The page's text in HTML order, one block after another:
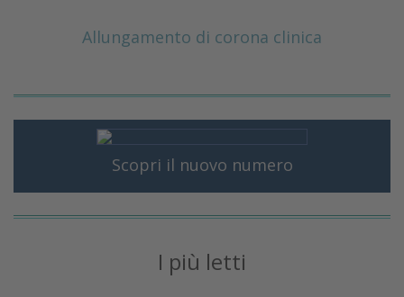
Allungamento di corona clinica
Scopri il nuovo numero
I più letti